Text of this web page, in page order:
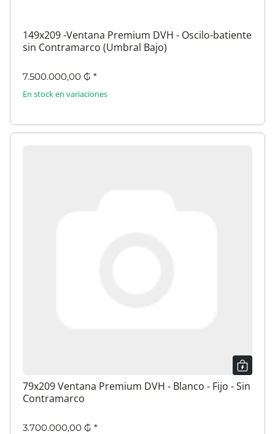
149x209 -Ventana Premium DVH - Oscilo-batiente
sin Contramarco (Umbral Bajo)
7.500.000,00 ₲ *
En stock en variaciones
79x209 Ventana Premium DVH - Blanco - Fijo - Sin
Contramarco
3.700.000,00 ₲ *